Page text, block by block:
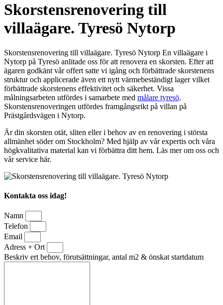
Skorstensrenovering till
villaägare. Tyresö Nytorp
Skorstensrenovering till villaägare. Tyresö Nytorp En villaägare i
Nytorp på Tyresö anlitade oss för att renovera en skorsten. Efter att
ägaren godkänt vår offert satte vi igång och förbättrade skorstenens
struktur och applicerade även ett nytt värmebeständigt lager vilket
förbättrade skorstenens effektivitet och säkerhet. Vissa
målningsarbeten utfördes i samarbete med målare tyresö.
Skorstensrenoveringen utfördes framgångsrikt på villan på
Prästgårdsvägen i Nytorp.
Är din skorsten otät, sliten eller i behov av en renovering i största
allmänhet söder om Stockholm? Med hjälp av vår expertis och våra
högkvalitativa material kan vi förbättra ditt hem. Läs mer om oss och
vår service här.
Kontakta oss idag!
Namn
Telefon
Email
Adress + Ort
Beskriv ert behov, förutsättningar, antal m2 & önskat startdatum